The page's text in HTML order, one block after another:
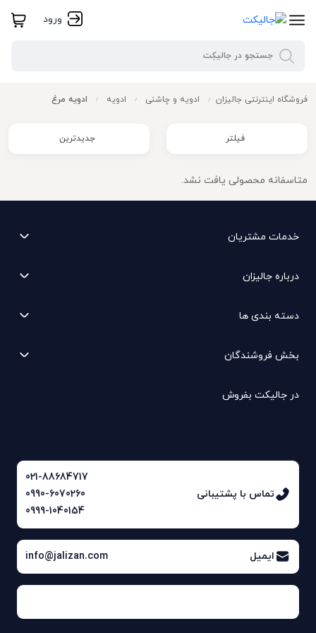
ورود
فروشگاه اینترنتی جالیزان / ادویه و چاشنی / ادویه / ادویه مرغ
فیلتر جدیدترین
متاسفانه محصولی یافت نشد.
خدمات مشتریان
درباره جالیزان
دسته بندی ها
بخش فروشندگان
در جالیکت بفروش
تماس با پشتیبانی
021-88684717
0990-6070260
0999-1040154
ایمیل info@jalizan.com